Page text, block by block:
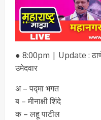
● 8:00pm | Update :
उमेदवार
अ – पद्मा भगत
ब – मीनाक्षी शिंदे
क – लहू पाटील